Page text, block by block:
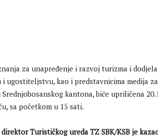
za unapređenje i razvoj turizma i
ugostiteljstvu, kao i predstavnicima medija
kantona, biće upriličena
sa početkom u 15 sati.
Turističkog ureda TZ SBK/KSB je